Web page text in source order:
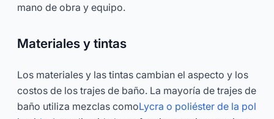
mano de obra y equipo.
Materiales y tintas
Los materiales y las tintas cambian el aspecto y los
costos de los trajes de baño. La mayoría de trajes de
baño utiliza mezclas comoLycra o poliéster de la pol